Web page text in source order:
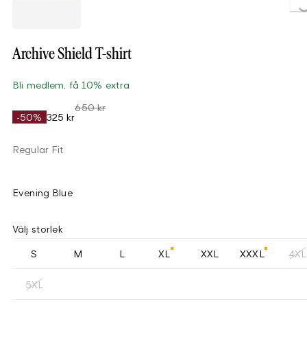
Archive Shield T-shirt
Bli medlem, få 10% extra
-50% 325 kr
650 kr
Regular Fit
Evening Blue
Välj storlek
S M L XL XXL XXXL 4XL
5XL